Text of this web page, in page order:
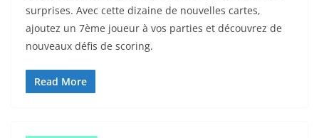
surprises. Avec cette dizaine de nouvelles cartes,
ajoutez un 7ème joueur à vos parties et découvrez de
nouveaux défis de scoring.
Read More